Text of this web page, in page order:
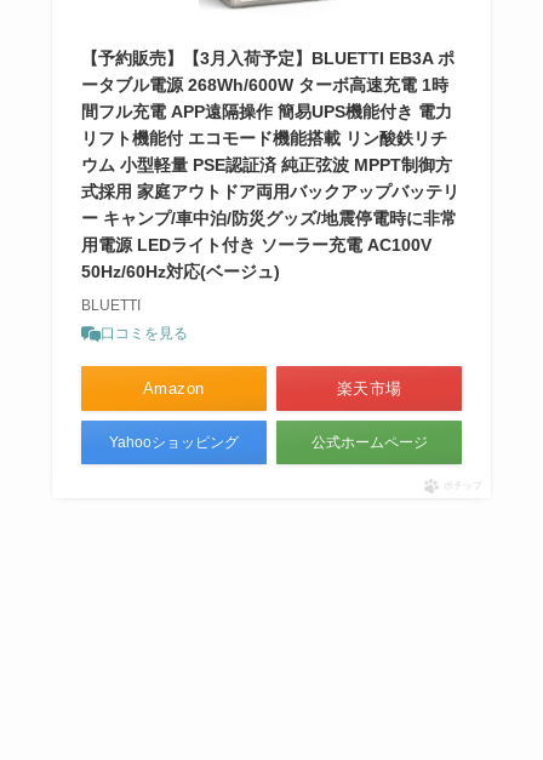
【予約販売】【3月入荷予定】BLUETTI EB3A ポ
ータブル電源 268Wh/600W ターボ高速充電 1時
間フル充電 APP遠隔操作 簡易UPS機能付き 電力
リフト機能付 エコモード機能搭載 リン酸鉄リチ
ウム 小型軽量 PSE認証済 純正弦波 MPPT制御方
式採用 家庭アウトドア両用バックアップバッテリ
ー キャンプ/車中泊/防災グッズ/地震停電時に非常
用電源 LEDライト付き ソーラー充電 AC100V
50Hz/60Hz対応(ベージュ)
BLUETTI
口コミを見る
Amazon 楽天市場
Yahooショッピング 公式ホームページ
ポチップ